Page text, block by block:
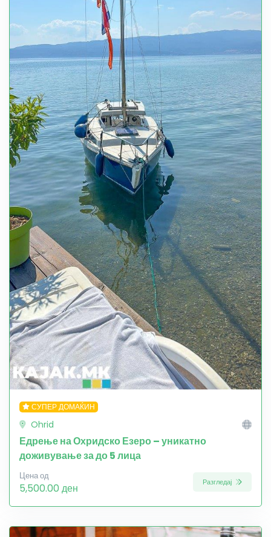
СУПЕР ДОМАЌИН
Ohrid
Едрење на Охридско Езеро – уникатно
доживување за до 5 лица
Цена од
5,500.00 ден Разгледај